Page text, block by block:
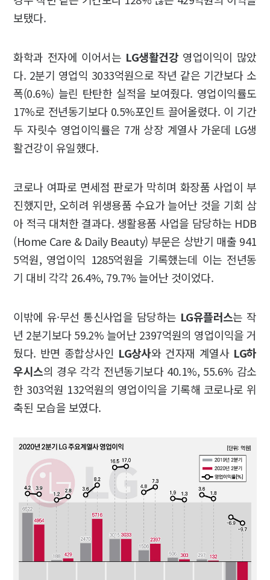
보탰다.
화학과 전자에 이어서는 LG생활건강 영업이익이 많았
다. 2분기 영업익 3033억원으로 작년 같은 기간보다 소
폭(0.6%) 늘린 탄탄한 실적을 보여줬다. 영업이익률도
17%로 전년동기보다 0.5%포인트 끌어올렸다. 이 기간
두 자릿수 영업이익률은 7개 상장 계열사 가운데 LG생
활건강이 유일했다.
코로나 여파로 면세점 판로가 막히며 화장품 사업이 부
진했지만, 오히려 위생용품 수요가 늘어난 것을 기회 삼
아 적극 대처한 결과다. 생활용품 사업을 담당하는 HDB
(Home Care & Daily Beauty) 부문은 상반기 매출 941
5억원, 영업이익 1285억원을 기록했는데 이는 전년동
기 대비 각각 26.4%, 79.7% 늘어난 것이었다.
이밖에 유·무선 통신사업을 담당하는 LG유플러스는 작
년 2분기보다 59.2% 늘어난 2397억원의 영업이익을 거
뒀다. 반면 종합상사인 LG상사와 건자재 계열사 LG하
우시스의 경우 각각 전년동기보다 40.1%, 55.6% 감소
한 303억원 132억원의 영업이익을 기록해 코로나로 위
축된 모습을 보였다.